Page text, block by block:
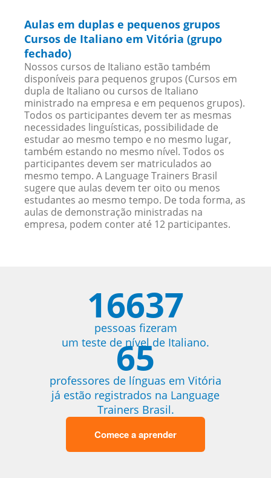
Aulas em duplas e pequenos grupos
Cursos de Italiano em Vitória (grupo
fechado)
Nossos cursos de Italiano estão também
disponíveis para pequenos grupos (Cursos em
dupla de Italiano ou cursos de Italiano
ministrado na empresa e em pequenos grupos).
Todos os participantes devem ter as mesmas
necessidades linguísticas, possibilidade de
estudar ao mesmo tempo e no mesmo lugar,
também estando no mesmo nível. Todos os
participantes devem ser matriculados ao
mesmo tempo. A Language Trainers Brasil
sugere que aulas devem ter oito ou menos
estudantes ao mesmo tempo. De toda forma, as
aulas de demonstração ministradas na
empresa, podem conter até 12 participantes.
16637
pessoas fizeram
um teste de nível de Italiano.
65
professores de línguas em Vitória
já estão registrados na Language
Trainers Brasil.
Comece a aprender